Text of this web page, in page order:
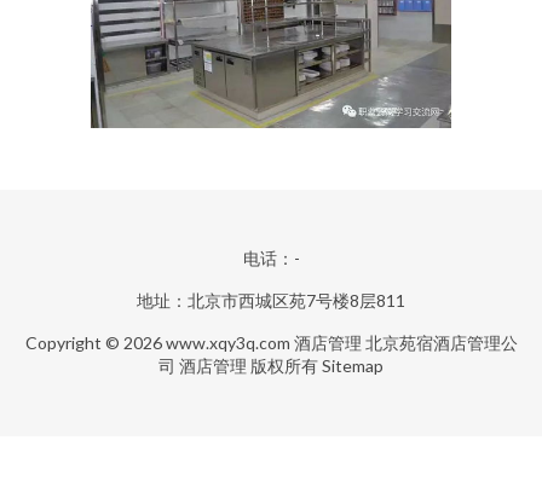
电话：-
地址：北京市西城区苑7号楼8层811
Copyright © 2026www.xqy3q.com 酒店管理 北京苑宿酒店管理公
司 酒店管理 版权所有Sitemap